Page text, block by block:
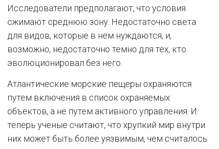
Исследователи предполагают, что условия
сжимают среднюю зону. Недостаточно света
для видов, которые в нем нуждаются, и,
возможно, недостаточно темно для тех, кто
эволюционировал без него.
Атлантические морские пещеры охраняются
путем включения в список охраняемых
объектов, а не путем активного управления. И
теперь ученые считают, что хрупкий мир внутри
них может быть более уязвимым, чем считалось